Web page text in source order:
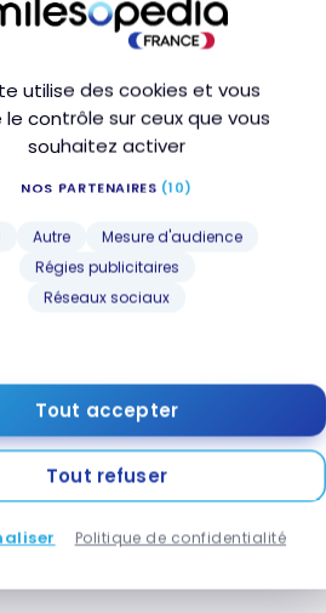
utilise des cookies et vous
le contrôle sur ceux que vous
souhaitez activer
NOS PARTENAIRES (10)
Autre
Mesure d'audience
Régies publicitaires
Réseaux sociaux
Tout accepter
Tout refuser
Politique de confidentialité
en magasin :Reliez
part
:Supermarchés, mode,
:Active le cashback et
:Aucun abonnement
bancaire, bons
premium :
Fonctionne
:De nombreuses
carte
:15 € minimum pour les
régulière :Vous devez